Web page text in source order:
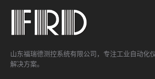
山东福瑞德测控系统有限公司，专注工业自动化
解决方案。